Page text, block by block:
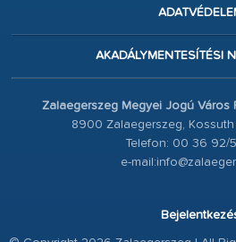
AKADÁLYMENTESÍTÉSI
Zalaegerszeg Megyei Jogú Város
8900 Zalaegerszeg, Kossuth
Telefon: 00 36 92/
e-